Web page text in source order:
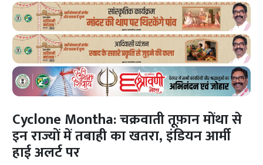
Cyclone Montha: चक्रवाती तूफ़ान मोंथा से
इन राज्यों में तबाही का खतरा, इंडियन आर्मी
हाई अलर्ट पर